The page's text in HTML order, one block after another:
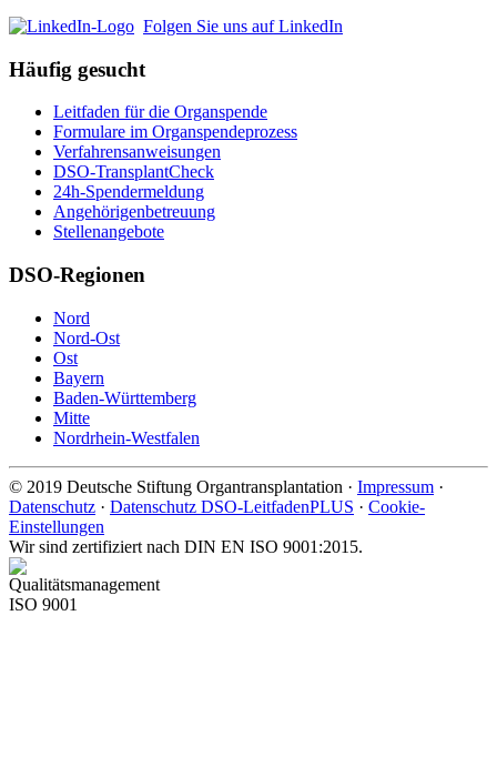
Folgen Sie uns auf LinkedIn
Häufig gesucht
Leitfaden für die Organspende
Formulare im Organspendeprozess
Verfahrensanweisungen
DSO-TransplantCheck
24h-Spendermeldung
Angehörigenbetreuung
Stellenangebote
DSO-Regionen
Nord
Nord-Ost
Ost
Bayern
Baden-Württemberg
Mitte
Nordrhein-Westfalen
© 2019 Deutsche Stiftung Organtransplantation · Impressum ·
Datenschutz · Datenschutz DSO-LeitfadenPLUS · Cookie-
Einstellungen
Wir sind zertifiziert nach DIN EN ISO 9001:2015.